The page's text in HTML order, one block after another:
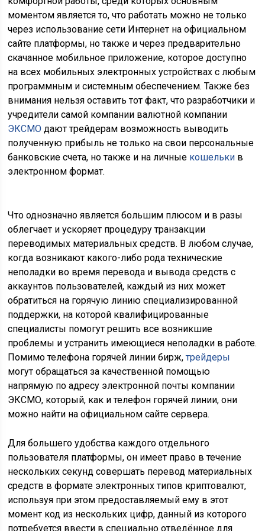
моментом является то, что работать можно не только
через использование сети Интернет на официальном
сайте платформы, но также и через предварительно
скачанное мобильное приложение, которое доступно
на всех мобильных электронных устройствах с любым
программным и системным обеспечением. Также без
внимания нельзя оставить тот факт, что разработчики и
учредители самой компании валютной компании
ЭКСМО дают трейдерам возможность выводить
полученную прибыль не только на свои персональные
банковские счета, но также и на личные кошельки в
электронном формат.
Что однозначно является большим плюсом и в разы
облегчает и ускоряет процедуру транзакции
переводимых материальных средств. В любом случае,
когда возникают какого-либо рода технические
неполадки во время перевода и вывода средств с
аккаунтов пользователей, каждый из них может
обратиться на горячую линию специализированной
поддержки, на которой квалифицированные
специалисты помогут решить все возникшие
проблемы и устранить имеющиеся неполадки в работе.
Помимо телефона горячей линии бирж,трейдеры
могут обращаться за качественной помощью
напрямую по адресу электронной почты компании
ЭКСМО, который, как и телефон горячей линии, они
можно найти на официальном сайте сервера.
Для большего удобства каждого отдельного
пользователя платформы, он имеет право в течение
нескольких секунд совершать перевод материальных
средств в формате электронных типов криптовалют,
используя при этом предоставляемый ему в этот
момент код из нескольких цифр, данный из которого
потребуется ввести в специально отведённое для